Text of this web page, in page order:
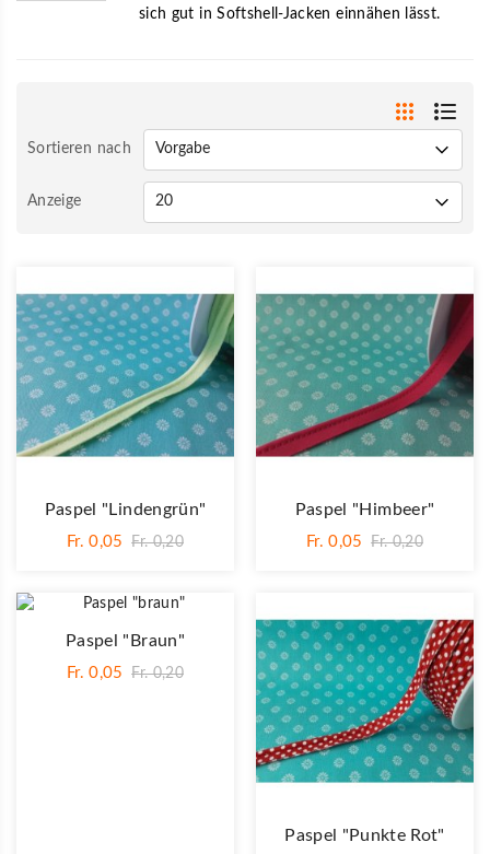
sich gut in Softshell-Jacken einnähen lässt.
Sortieren nach
Anzeige
Paspel "lindengrün"
Fr. 0,05 Fr. 0,20
Paspel "himbeer"
Fr. 0,05 Fr. 0,20
Paspel "braun"
Fr. 0,05 Fr. 0,20
Paspel "Punkte Rot"